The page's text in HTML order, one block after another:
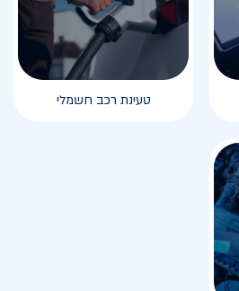
טעינת רכב חשמלי